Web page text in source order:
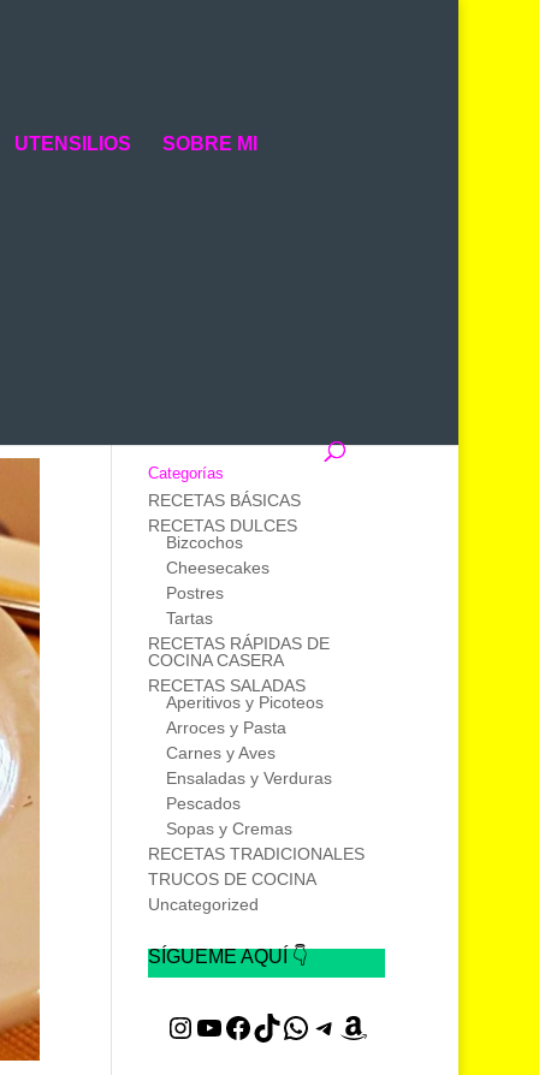
UTENSILIOS SOBRE MI
Categorías
RECETAS BÁSICAS
RECETAS DULCES
Bizcochos
Cheesecakes
Postres
Tartas
RECETAS RÁPIDAS DE
COCINA CASERA
RECETAS SALADAS
Aperitivos y Picoteos
Arroces y Pasta
Carnes y Aves
Ensaladas y Verduras
Pescados
Sopas y Cremas
RECETAS TRADICIONALES
TRUCOS DE COCINA
Uncategorized
SÍGUEME AQUÍ 👇
Instagram
YouTube
Facebook
TikTok
WhatsApp
Telegram
Amazon